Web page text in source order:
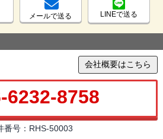
メールで送る LINEで送る
会社概要はこちら
6232-8758
番号：RHS-50003